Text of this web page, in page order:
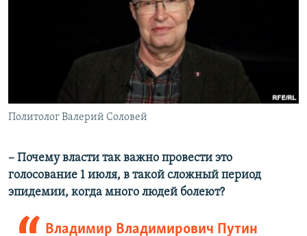
Политолог Валерий Соловей
– Почему власти так важно провести это
голосование 1 июля, в такой сложный период
эпидемии, когда много людей болеют?
Владимир Владимирович Путин